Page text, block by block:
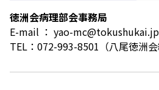
徳洲会病理部会事務局
E-mail ： yao-mc@tokushukai.jp
TEL：072-993-8501（八尾徳洲会